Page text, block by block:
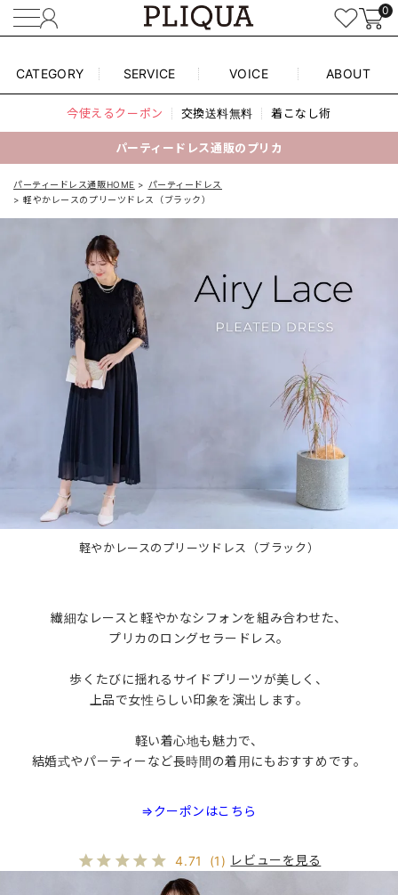
0
CATEGORY SERVICE VOICE ABOUT
今使えるクーポン 交換送料無料 着こなし術
パーティードレス通販のプリカ
パーティードレス通販HOME
パーティードレス
軽やかレースのプリーツドレス（ブラック）
軽やかレースのプリーツドレス（ブラック）
繊細なレースと軽やかなシフォンを組み合わせた、
プリカのロングセラードレス。
歩くたびに揺れるサイドプリーツが美しく、
上品で女性らしい印象を演出します。
軽い着心地も魅力で、
結婚式やパーティーなど長時間の着用にもおすすめです。
⇒クーポンはこちら
4.71 (1) レビューを見る